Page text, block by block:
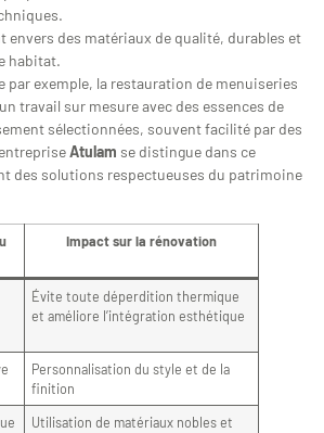
envers des matériaux de qualité, durables et
habitat.
par exemple, la restauration de menuiseries
travail sur mesure avec des essences de
sélectionnées, souvent facilité par des
Atulam se distingue dans ce
des solutions respectueuses du patrimoine
Impact sur la rénovation
Évite toute déperdition thermique
et améliore l’intégration esthétique
Personnalisation du style et de la
finition
Utilisation de matériaux nobles et